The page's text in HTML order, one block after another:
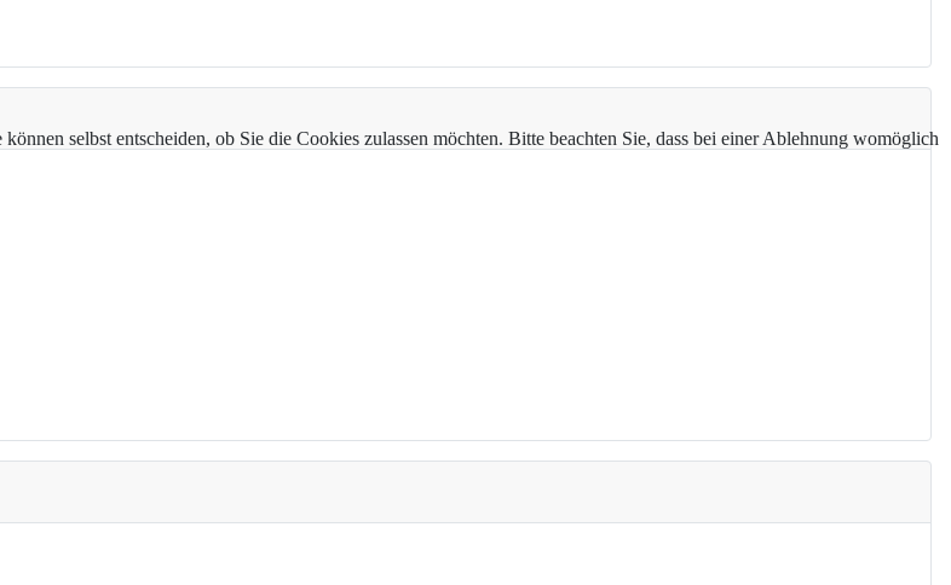
selbst entscheiden, ob Sie die Cookies zulassen möchten. Bitte beachten Sie, dass bei einer Ablehnung womöglich